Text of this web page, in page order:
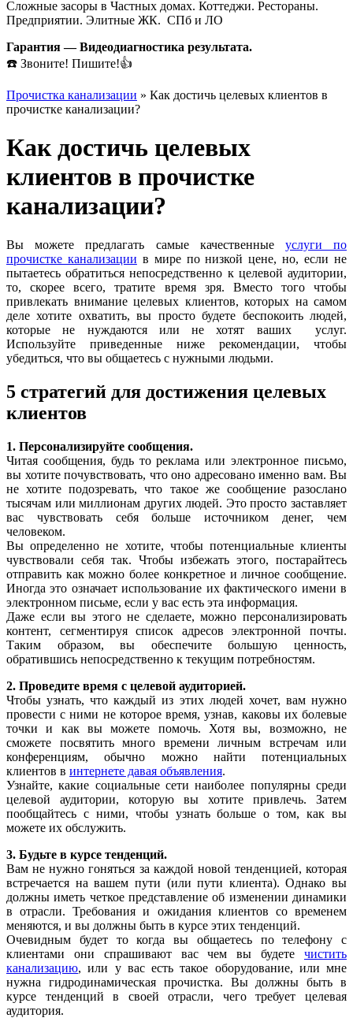
Сложные засоры в Частных домах. Коттеджи. Рестораны.
Предприятии. Элитные ЖК. СПб и ЛО
Гарантия — Видеодиагностика результата.
☎️ Звоните! Пишите!👍
Прочистка канализации » Как достичь целевых клиентов в
прочистке канализации?
Как достичь целевых
клиентов в прочистке
канализации?
Вы можете предлагать самые качественные услуги по
прочистке канализации в мире по низкой цене, но, если не
пытаетесь обратиться непосредственно к целевой аудитории,
то, скорее всего, тратите время зря. Вместо того чтобы
привлекать внимание целевых клиентов, которых на самом
деле хотите охватить, вы просто будете беспокоить людей,
которые не нуждаются или не хотят ваших услуг.
Используйте приведенные ниже рекомендации, чтобы
убедиться, что вы общаетесь с нужными людьми.
5 стратегий для достижения целевых
клиентов
1. Персонализируйте сообщения.
Читая сообщения, будь то реклама или электронное письмо,
вы хотите почувствовать, что оно адресовано именно вам. Вы
не хотите подозревать, что такое же сообщение разослано
тысячам или миллионам других людей. Это просто заставляет
вас чувствовать себя больше источником денег, чем
человеком.
Вы определенно не хотите, чтобы потенциальные клиенты
чувствовали себя так. Чтобы избежать этого, постарайтесь
отправить как можно более конкретное и личное сообщение.
Иногда это означает использование их фактического имени в
электронном письме, если у вас есть эта информация.
Даже если вы этого не сделаете, можно персонализировать
контент, сегментируя список адресов электронной почты.
Таким образом, вы обеспечите большую ценность,
обратившись непосредственно к текущим потребностям.
2. Проведите время с целевой аудиторией.
Чтобы узнать, что каждый из этих людей хочет, вам нужно
провести с ними не которое время, узнав, каковы их болевые
точки и как вы можете помочь. Хотя вы, возможно, не
сможете посвятить много времени личным встречам или
конференциям, обычно можно найти потенциальных
клиентов в интернете давая объявления.
Узнайте, какие социальные сети наиболее популярны среди
целевой аудитории, которую вы хотите привлечь. Затем
пообщайтесь с ними, чтобы узнать больше о том, как вы
можете их обслужить.
3. Будьте в курсе тенденций.
Вам не нужно гоняться за каждой новой тенденцией, которая
встречается на вашем пути (или пути клиента). Однако вы
должны иметь четкое представление об изменении динамики
в отрасли. Требования и ожидания клиентов со временем
меняются, и вы должны быть в курсе этих тенденций.
Очевидным будет то когда вы общаетесь по телефону с
клиентами они спрашивают вас чем вы будете чистить
канализацию, или у вас есть такое оборудование, или мне
нужна гидродинамическая прочистка. Вы должны быть в
курсе тенденций в своей отрасли, чего требует целевая
аудитория.